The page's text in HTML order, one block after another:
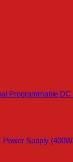
Programmable
Supply